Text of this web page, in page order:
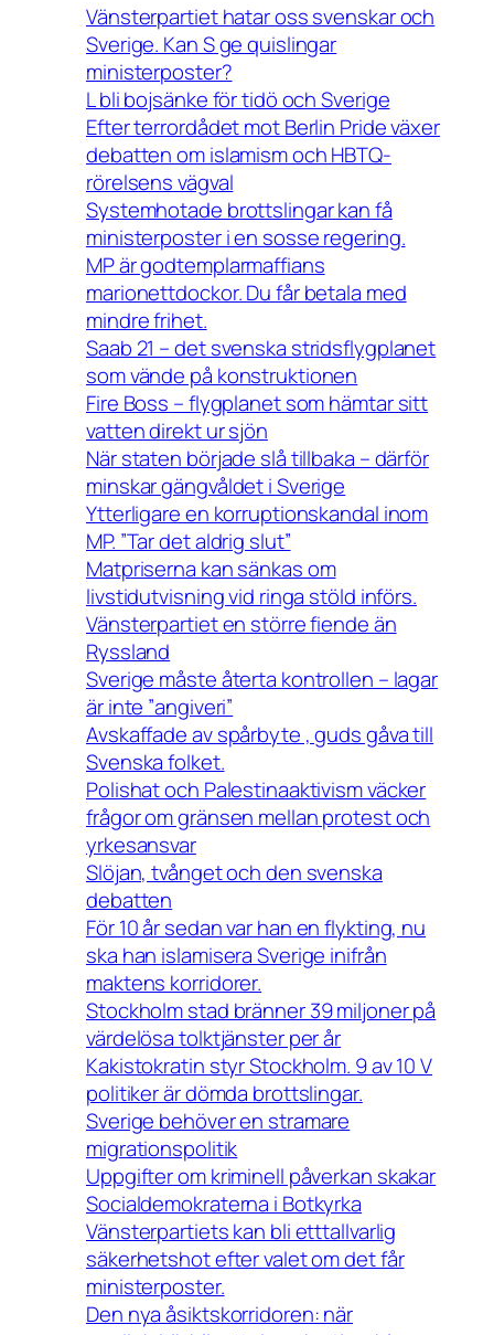
Vänsterpartiet hatar oss svenskar och
Sverige. Kan S ge quislingar
ministerposter?
L bli bojsänke för tidö och Sverige
Efter terrordådet mot Berlin Pride växer
debatten om islamism och HBTQ-
rörelsens vägval
Systemhotade brottslingar kan få
ministerposter i en sosse regering.
MP är godtemplarmaffians
marionettdockor. Du får betala med
mindre frihet.
Saab 21 – det svenska stridsflygplanet
som vände på konstruktionen
Fire Boss – flygplanet som hämtar sitt
vatten direkt ur sjön
När staten började slå tillbaka – därför
minskar gängvåldet i Sverige
Ytterligare en korruptionskandal inom
MP. ”Tar det aldrig slut”
Matpriserna kan sänkas om
livstidutvisning vid ringa stöld införs.
Vänsterpartiet en större fiende än
Ryssland
Sverige måste återta kontrollen – lagar
är inte ”angiveri”
Avskaffade av spårbyte , guds gåva till
Svenska folket.
Polishat och Palestinaaktivism väcker
frågor om gränsen mellan protest och
yrkesansvar
Slöjan, tvånget och den svenska
debatten
För 10 år sedan var han en flykting, nu
ska han islamisera Sverige inifrån
maktens korridorer.
Stockholm stad bränner 39 miljoner på
värdelösa tolktjänster per år
Kakistokratin styr Stockholm. 9 av 10 V
politiker är dömda brottslingar.
Sverige behöver en stramare
migrationspolitik
Uppgifter om kriminell påverkan skakar
Socialdemokraterna i Botkyrka
Vänsterpartiets kan bli etttallvarlig
säkerhetshot efter valet om det får
ministerposter.
Den nya åsiktskorridoren: när